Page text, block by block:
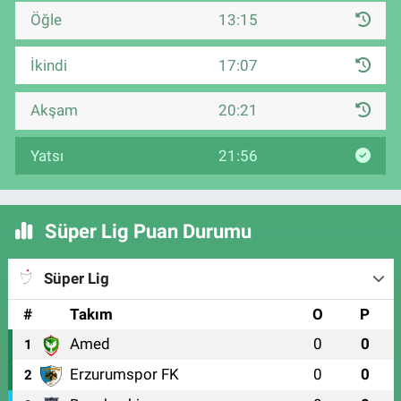
Öğle 13:15
İkindi 17:07
Akşam 20:21
Yatsı 21:56
Süper Lig Puan Durumu
Süper Lig
#
Takım O P
1 Amed 0 0
2 Erzurumspor FK 0 0